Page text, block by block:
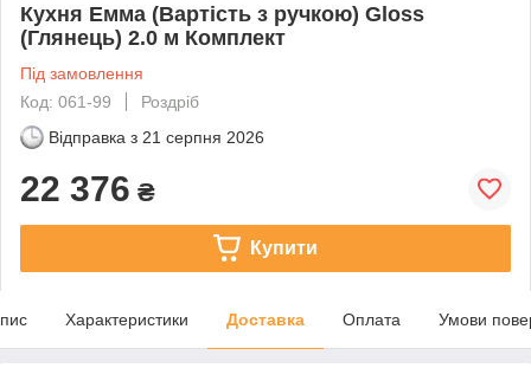
Кухня Емма (Вартість з ручкою) Gloss
(Глянець) 2.0 м Комплект
Під замовлення
Код: 061-99
Роздріб
Відправка з 21 серпня 2026
22 376 ₴
Купити
Характеристики Доставка Оплата Умови